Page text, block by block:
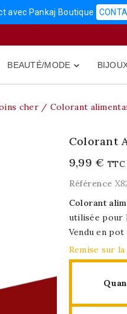
avec Pankaj Boutique

BEAUTÉ/MODE
cher Colorant
Colorant
9,99 € TTC
Référence
Colorant
utilisée pour
Vendu en pot
Remise sur